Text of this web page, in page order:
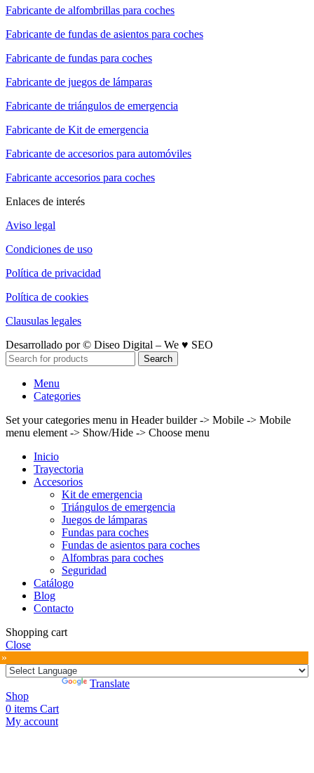
Fabricante de alfombrillas para coches
Fabricante de fundas de asientos para coches
Fabricante de fundas para coches
Fabricante de juegos de lámparas
Fabricante de triángulos de emergencia
Fabricante de Kit de emergencia
Fabricante de accesorios para automóviles
Fabricante accesorios para coches
Enlaces de interés
Aviso legal
Condiciones de uso
Política de privacidad
Política de cookies
Clausulas legales
Desarrollado por © Diseo Digital – We ♥ SEO
Search
Menu
Categories
Set your categories menu in Header builder -> Mobile -> Mobile
menu element -> Show/Hide -> Choose menu
Inicio
Trayectoria
Accesorios
Kit de emergencia
Triángulos de emergencia
Juegos de lámparas
Fundas para coches
Fundas de asientos para coches
Alfombras para coches
Seguridad
Catálogo
Blog
Contacto
Shopping cart
Close
Translate
Shop
0 items Cart
My account